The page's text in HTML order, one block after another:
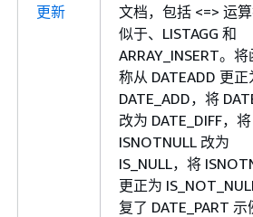
更新
文档，包括 <=> 运
似于、LISTAGG 和
ARRAY_INSERT。
称从 DATEADD 更正
DATE_ADD，将
改为 DATE_DIFF，将
ISNOTNULL 改为
IS_NULL，将
更正为
复了 DATE_PART 示